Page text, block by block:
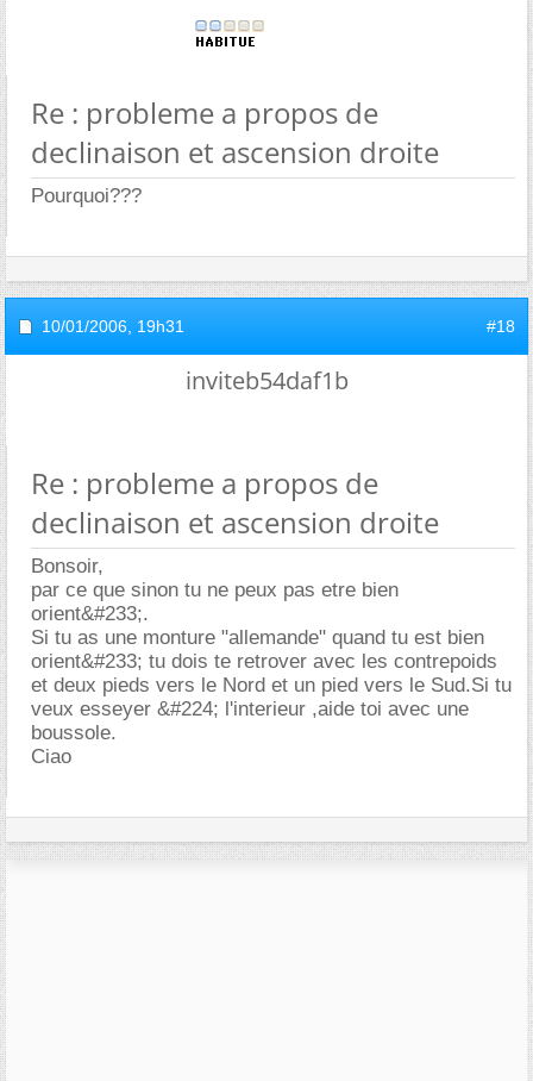
Re : probleme a propos de
declinaison et ascension droite
Pourquoi???
10/01/2006, 19h31 #18
inviteb54daf1b
Re : probleme a propos de
declinaison et ascension droite
Bonsoir,
par ce que sinon tu ne peux pas etre bien
orient&#233;.
Si tu as une monture "allemande" quand tu est bien
orient&#233; tu dois te retrover avec les contrepoids
et deux pieds vers le Nord et un pied vers le Sud.Si tu
veux esseyer &#224; l'interieur ,aide toi avec une
boussole.
Ciao